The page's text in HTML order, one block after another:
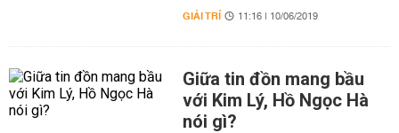
GIẢI TRÍ 11:16 | 10/06/2019
Giữa tin đồn mang bầu
với Kim Lý, Hồ Ngọc Hà
nói gì?